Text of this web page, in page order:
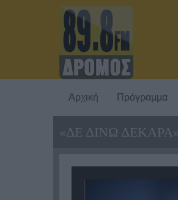
Αρχική Πρόγραμμα
«ΔΕ ΔΙΝΩ